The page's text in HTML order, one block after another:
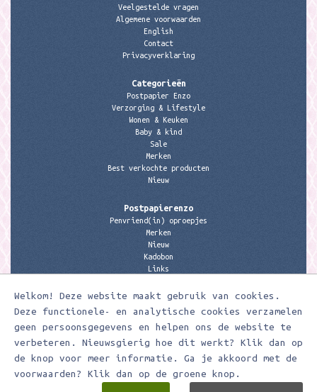
Welkom! Deze website maakt gebruik van cookies.
Deze functionele- en analytische cookies verzamelen
geen persoonsgegevens en helpen ons de website te
verbeteren. Nieuwsgierig hoe dit werkt? Klik dan op
de knop voor meer informatie. Ga je akkoord met de
voorwaarden? Klik dan op de groene knop.
Veelgestelde vragen
Algemene voorwaarden
English
Contact
Privacyverklaring
Categorieën
Postpapier Enzo
Verzorging & Lifestyle
Wonen & Keuken
Baby & kind
Sale
Merken
Best verkochte producten
Nieuw
Postpapierenzo
Penvriend(in) oproepjes
Merken
Nieuw
Kadobon
Links
Contactgegevens
Meerleuks
anita@meerleuks.nl
06 – 107 163 36
KVK nummer: 58807179
BTW nummer: 853190859B01